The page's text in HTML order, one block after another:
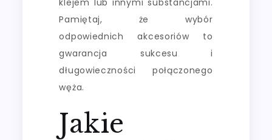
Pamiętaj, że wybór
odpowiednich akcesoriów to
gwarancja sukcesu i
długowieczności połączonego
węża.
Jakie